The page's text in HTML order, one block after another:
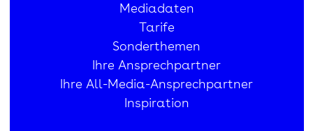
Mediadaten
Tarife
Sonderthemen
Ihre Ansprechpartner
Ihre All-Media-Ansprechpartner
Inspiration